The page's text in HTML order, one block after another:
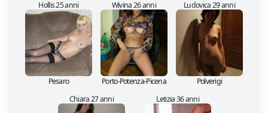
Hollis 25 anni
Pesaro
Wivina 26 anni
Porto-Potenza-Picena
Ludovica 29 anni
Polverigi
Chiara 27 anni
Letizia 36 anni